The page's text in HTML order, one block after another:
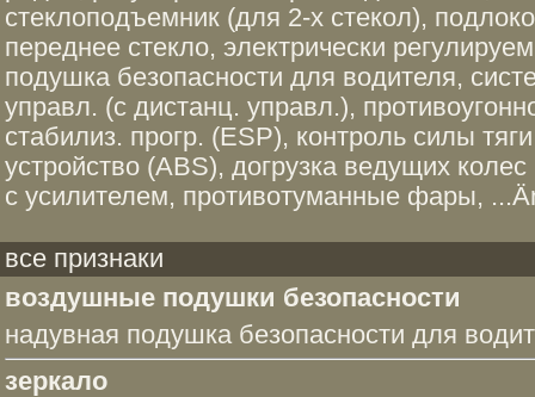
стеклоподъемник (для 2-х стекол),
переднее стекло, электрически
подушка безопасности для водителя,
управл. (с дистанц. управл.),
стабилиз. прогр. (ESP), контроль силы
устройство (ABS), догрузка ведущих
с усилителем, противотуманные фары,
все признаки
воздушные подушки безопасности
надувная подушка безопасности для
зеркало